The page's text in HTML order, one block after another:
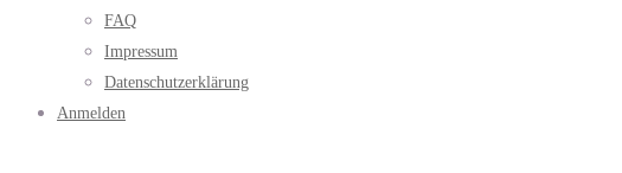
FAQ
Impressum
Datenschutzerklärung
Anmelden